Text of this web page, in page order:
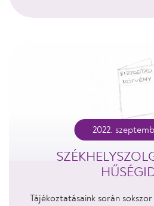
Tájékoztatásaink során
2022.